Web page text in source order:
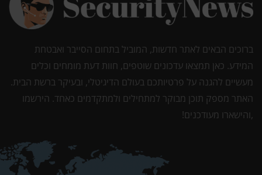
ברוכים הבאים לאתר חדשות, המוביל בתחום הסייבר ואבטחת
המידע. כאן תמצאו עדכונים שוטפים, חוות דעת מומחים וכלים
מעשיים להגנה על פרטיותכם בעולם הדיגיטלי, ובעיקר ברשת הבית.
האתר מספק תוכן מבוקר למתחילים ולמתקדמים כאחד. הירשמו
,והישארו מעודכנים!